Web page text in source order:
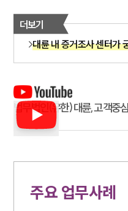
더보기
대륜 내 증거조사 센터가
법무법인(유한) 대륜, 고객중
주요 업무사례